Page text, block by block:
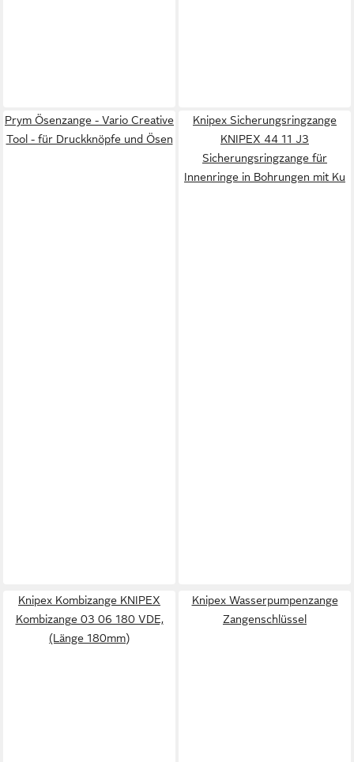
Prym Ösenzange - Vario Creative
Tool - für Druckknöpfe und Ösen
Knipex Sicherungsringzange
KNIPEX 44 11 J3
Sicherungsringzange für
Innenringe in Bohrungen mit Ku
Knipex Kombizange KNIPEX
Kombizange 03 06 180 VDE,
(Länge 180mm)
Knipex Wasserpumpenzange
Zangenschlüssel